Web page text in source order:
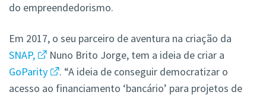
do empreendedorismo.
Em 2017, o seu parceiro de aventura na criação da
SNAP,
Nuno Brito Jorge, tem a ideia de criar a
GoParity
. “A ideia de conseguir democratizar o
acesso ao financiamento ‘bancário’ para projetos de